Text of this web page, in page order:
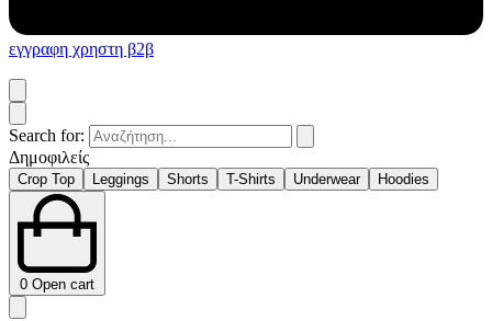
εγγραφη χρηστη β2β
Search for:
Δημοφιλείς
Crop Top Leggings Shorts T-Shirts Underwear Hoodies
0 Open cart